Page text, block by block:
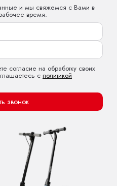
и мы свяжемся с Вами в
время.
согласие на обработку своих
с политикой
звонок